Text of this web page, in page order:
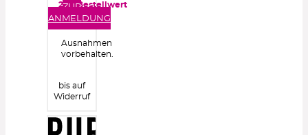
25€ Bestellwert
ZUR
ANMELDUNG
Ausnahmen
vorbehalten.
bis auf
Widerruf